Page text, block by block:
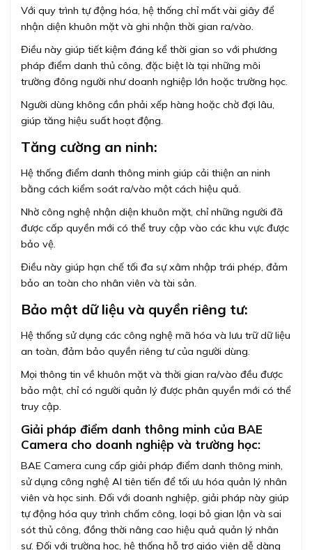
Với quy trình tự động hóa, hệ thống chỉ mất vài giây để
nhận diện khuôn mặt và ghi nhận thời gian ra/vào.
Điều này giúp tiết kiệm đáng kể thời gian so với phương
pháp điểm danh thủ công, đặc biệt là tại những môi
trường đông người như doanh nghiệp lớn hoặc trường học.
Người dùng không cần phải xếp hàng hoặc chờ đợi lâu,
giúp tăng hiệu suất hoạt động.
Tăng cường an ninh:
Hệ thống điểm danh thông minh giúp cải thiện an ninh
bằng cách kiểm soát ra/vào một cách hiệu quả.
Nhờ công nghệ nhận diện khuôn mặt, chỉ những người đã
được cấp quyền mới có thể truy cập vào các khu vực được
bảo vệ.
Điều này giúp hạn chế tối đa sự xâm nhập trái phép, đảm
bảo an toàn cho nhân viên và tài sản.
Bảo mật dữ liệu và quyền riêng tư:
Hệ thống sử dụng các công nghệ mã hóa và lưu trữ dữ liệu
an toàn, đảm bảo quyền riêng tư của người dùng.
Mọi thông tin về khuôn mặt và thời gian ra/vào đều được
bảo mật, chỉ có người quản lý được phân quyền mới có thể
truy cập.
Giải pháp điểm danh thông minh của BAE
Camera cho doanh nghiệp và trường học:
BAE Camera cung cấp giải pháp điểm danh thông minh,
sử dụng công nghệ AI tiên tiến để tối ưu hóa quản lý nhân
viên và học sinh. Đối với doanh nghiệp, giải pháp này giúp
tự động hóa quy trình chấm công, loại bỏ gian lận và sai
sót thủ công, đồng thời nâng cao hiệu quả quản lý nhân
sự. Đối với trường học, hệ thống hỗ trợ giáo viên dễ dàng